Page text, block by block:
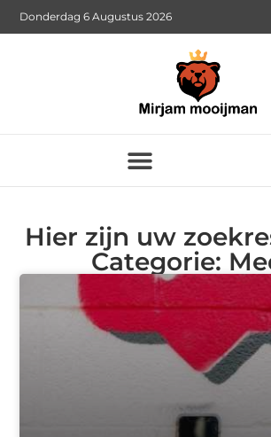
Donderdag 6 Augustus 2026
Hier zijn uw
Categorie: